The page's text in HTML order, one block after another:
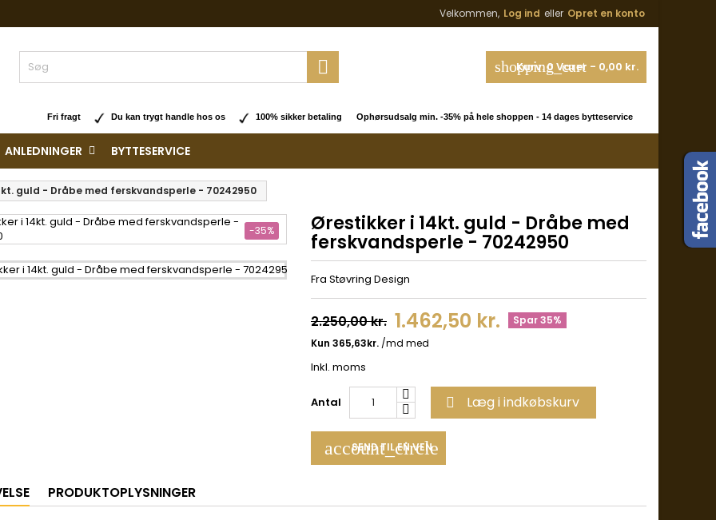
Velkommen, Log ind eller Opret en konto
shopping_cart
Kurv:0 Varer - 0,00 kr.

Fri fragt Du kan trygt handle hos os 100% sikker betaling Ophørsudsalg min. -35% på hele shoppen - 14 dages bytteservice
ANLEDNINGER BYTTESERVICE
guld - Dråbe med ferskvandsperle - 70242950
-35% Ørestikker i 14kt. guld - Dråbe med
ferskvandsperle - 70242950
Fra Støvring Design
2.250,00 kr. 1.462,50 kr. Spar 35%
Inkl. moms
Antal  Læg i indkøbskurv
account_circle
SEND TIL EN VEN
PRODUKTOPLYSNINGER